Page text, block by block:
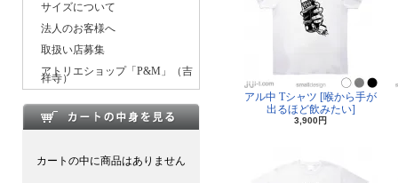
サイズについて
法人のお客様へ
取扱い店募集
アトリエショップ「P&M」（吉
祥寺）
カートの中に商品はありません
アル中 Tシャツ [喉から手が
出るほど飲みたい]
3,900円